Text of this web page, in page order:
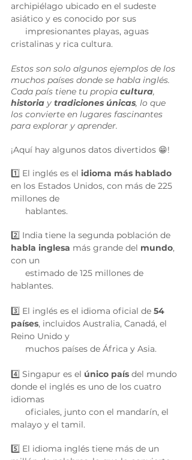
archipiélago ubicado en el sudeste
asiático y es conocido por sus
cristalinas y rica cultura.
Estos son solo algunos ejemplos de los
muchos países donde se habla inglés.
Cada país tiene tu propia cultura,
historia y tradiciones únicas, lo que
los convierte en lugares fascinantes
para explorar y aprender.
¡Aquí hay algunos datos divertidos 😁!
1️⃣ El inglés es el idioma más hablado
en los Estados Unidos, con más de 225
millones de
      hablantes.
2️⃣ India tiene la segunda población de
habla inglesa más grande del mundo,
con un
hablantes.
3️⃣ El inglés es el idioma oficial de 54
países, incluidos Australia, Canadá, el
Reino Unido y
      muchos países de África y Asia.
4️⃣ Singapur es el único país del mundo
donde el inglés es uno de los cuatro
idiomas
malayo y el tamil.
5️⃣ El idioma inglés tiene más de un